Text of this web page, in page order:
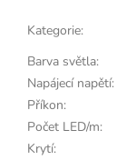
Kategorie:
Barva světla:
Napájecí napětí:
Příkon:
Počet LED/m:
Krytí: